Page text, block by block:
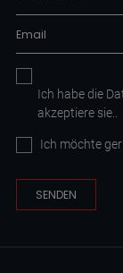
Ich habe die
akzeptiere sie..
Ich möchte